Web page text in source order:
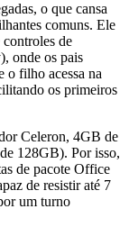
o que cansa
comuns. Ele
controles de
onde os pais
o filho acessa na
os primeiros
Celeron, 4GB de
128GB). Por isso,
de pacote Office
de resistir até 7
um turno